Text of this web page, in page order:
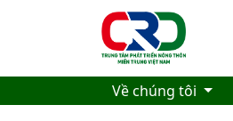
Skip to main content
Về chúng tôi